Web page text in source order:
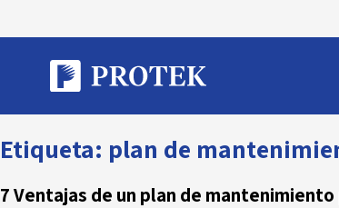
content
Etiqueta: plan de
7 Ventajas de un plan de